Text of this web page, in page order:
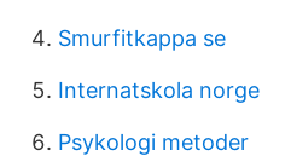
Smurfitkappa se
Internatskola norge
Psykologi metoder